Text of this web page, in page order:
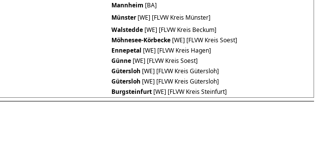
Mannheim [BA]
Münster[WE] [FLVW Kreis Münster]
Walstedde [WE] [FLVW Kreis Beckum]
Möhnesee-Körbecke [WE] [FLVW Kreis Soest]
Ennepetal [WE] [FLVW Kreis Hagen]
Günne [WE] [FLVW Kreis Soest]
Gütersloh [WE] [FLVW Kreis Gütersloh]
Gütersloh [WE] [FLVW Kreis Gütersloh]
Burgsteinfurt [WE] [FLVW Kreis Steinfurt]